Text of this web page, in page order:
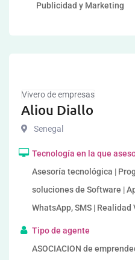
Publicidad y Marketing
Vivero de empresas
Aliou Diallo
Senegal
Tecnología en la que
Asesoría tecnológica |
soluciones de Software |
WhatsApp, SMS | Realidad
Tipo de agente
ASOCIACION de